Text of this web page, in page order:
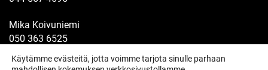
Mika Koivuniemi
050 363 6525
Hake/vaihtolavat
Käytämme evästeitä, jotta voimme tarjota sinulle parhaan